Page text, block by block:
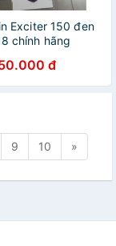
Exciter 150 đen
chính hãng
đ
9 10 »